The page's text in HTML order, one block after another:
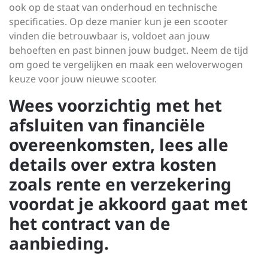
ook op de staat van onderhoud en technische
specificaties. Op deze manier kun je een scooter
vinden die betrouwbaar is, voldoet aan jouw
behoeften en past binnen jouw budget. Neem de tijd
om goed te vergelijken en maak een weloverwogen
keuze voor jouw nieuwe scooter.
Wees voorzichtig met het
afsluiten van financiële
overeenkomsten, lees alle
details over extra kosten
zoals rente en verzekering
voordat je akkoord gaat met
het contract van de
aanbieding.